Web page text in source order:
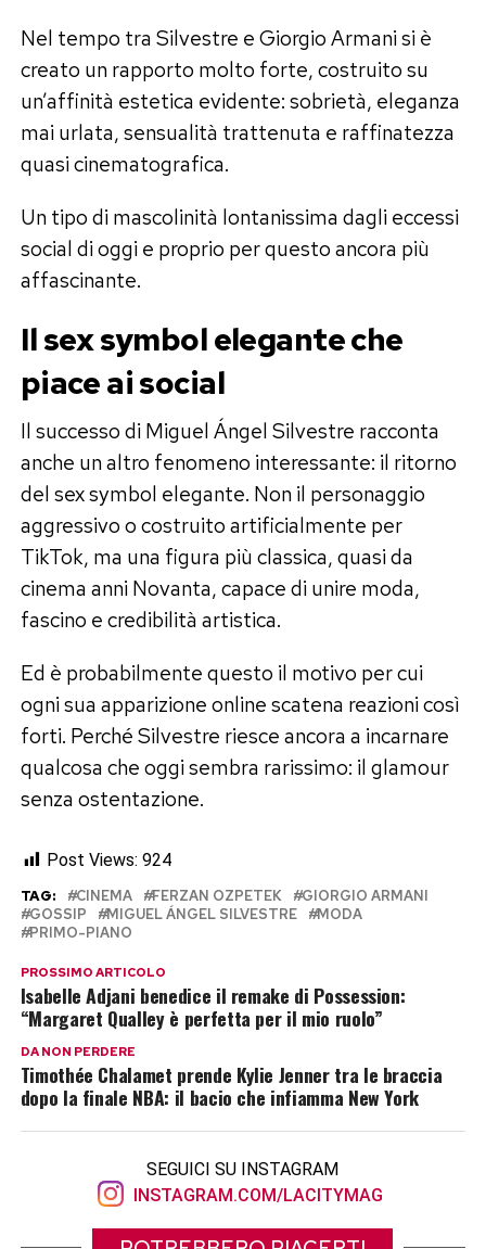
Nel tempo tra Silvestre e Giorgio Armani si è
creato un rapporto molto forte, costruito su
un’affinità estetica evidente: sobrietà, eleganza
mai urlata, sensualità trattenuta e raffinatezza
quasi cinematografica.
Un tipo di mascolinità lontanissima dagli eccessi
social di oggi e proprio per questo ancora più
affascinante.
Il sex symbol elegante che
piace ai social
Il successo di Miguel Ángel Silvestre racconta
anche un altro fenomeno interessante: il ritorno
del sex symbol elegante. Non il personaggio
aggressivo o costruito artificialmente per
TikTok, ma una figura più classica, quasi da
cinema anni Novanta, capace di unire moda,
fascino e credibilità artistica.
Ed è probabilmente questo il motivo per cui
ogni sua apparizione online scatena reazioni così
forti. Perché Silvestre riesce ancora a incarnare
qualcosa che oggi sembra rarissimo: il glamour
senza ostentazione.
Post Views: 924
TAG: CINEMA FERZAN OZPETEK
GIORGIO ARMANI
GOSSIP
MIGUEL ÁNGEL SILVESTRE
MODA
PRIMO-PIANO
PROSSIMO ARTICOLO
Isabelle Adjani benedice il remake di Possession:
“Margaret Qualley è perfetta per il mio ruolo”
DA NON PERDERE
Timothée Chalamet prende Kylie Jenner tra le braccia
dopo la finale NBA: il bacio che infiamma New York
SEGUICI SU INSTAGRAM
INSTAGRAM.COM/LACITYMAG